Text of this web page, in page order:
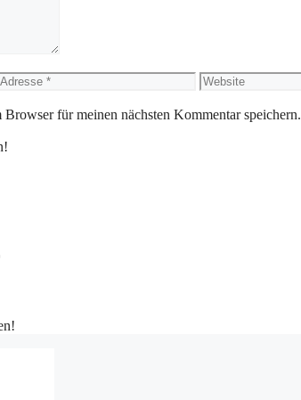
Website
für meinen nächsten Kommentar speichern.